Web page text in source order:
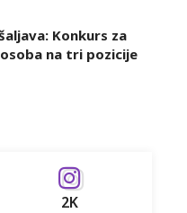
Konkurs za
na tri pozicije
2K